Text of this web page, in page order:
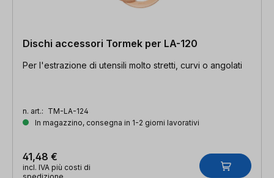
Dischi accessori Tormek per LA-120
Per l'estrazione di utensili molto stretti, curvi o angolati
n. art.: TM-LA-124
In magazzino, consegna in 1-2 giorni lavorativi
41,48 €
incl. IVA più costi di